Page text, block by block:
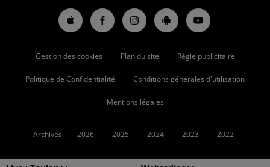
Gestion des cookies Plan du site Régie publicitaire
Politique de Confidentialité Conditions générales d'utilisation
Mentions légales
Archives 2026 2025 2024 2023 2022